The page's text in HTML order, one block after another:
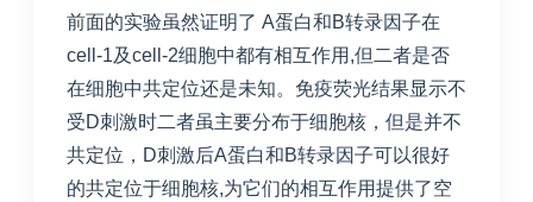
前面的实验虽然证明了 A蛋白和B转录因子在
cell-1及cell-2细胞中都有相互作用,但二者是否
在细胞中共定位还是未知。免疫荧光结果显示不
受D刺激时二者虽主要分布于细胞核，但是并不
共定位，D刺激后A蛋白和B转录因子可以很好
的共定位于细胞核,为它们的相互作用提供了空